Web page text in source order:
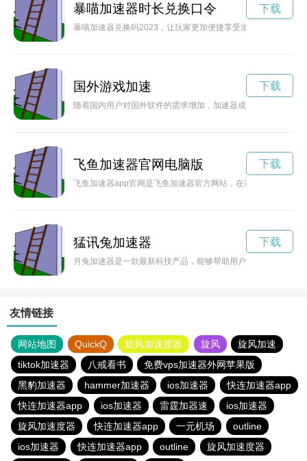
暴喵加速器时长兑换口令
暴喵加速器兑换码2023，让玩家更加便捷享受游戏乐趣。
下载
国外游戏加速
随着国内用户对国外软件的需求增加，加速器成为提升访问速
下载
飞鱼加速器官网电脑版
飞鱼加速器app官网是飞鱼加速器官方网站，在这里你可以了
下载
猛讯兔加速器
月兔加速器是一款最新科技产品，能够帮助用户提高工作效率和
下载
友情链接
网站地图 QuickQ 旋风加速度器 旋风
旋风加速
tiktok加速器
八戒看书
免费vps加速器外网苹果版
黑豹加速器
hammer加速器 ios加速器
快连加速器app
快连加速器app
ios加速器 雷霆加器速
ios加速器
旋风加速度器
快连加速器app 一元机场
outline
ios加速器
快连加速器app outline 旋风加速度器